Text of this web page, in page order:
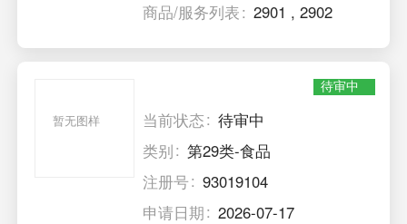
商品/服务列表
2901 ,2902
暂无图样
待审中
当前状态
待审中
类别
第29类-食品
注册号
93019104
申请日期
2026-07-17